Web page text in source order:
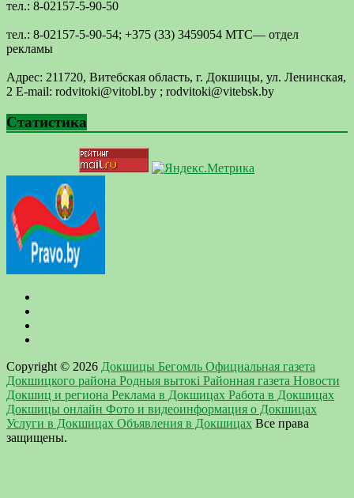
тел.: 8-02157-5-90-50
тел.: 8-02157-5-90-54; +375 (33) 3459054 МТС— отдел
рекламы
Адрес: 211720, Витебская область, г. Докшицы, ул. Ленинская,
2 E-mail: ​rodvitoki@​​vitobl​.by ; rodvitoki@vitebsk.by
Статистика
Copyright © 2026 Докшицы Бегомль Официальная газета
Докшицкого района Родныя вытокi Районная газета Новости
Докшиц и региона Реклама в Докшицах Работа в Докшицах
Докшицы онлайн Фото и видеоинформация о Докшицах
Услуги в Докшицах Объявления в Докшицах Все права
защищены.